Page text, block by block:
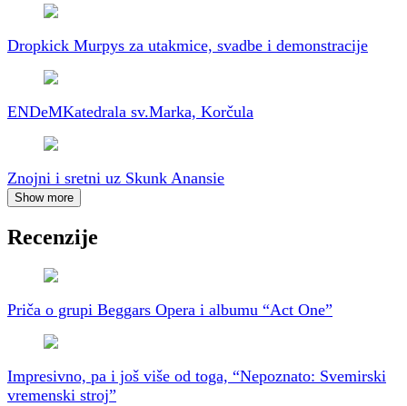
Dropkick Murpys za utakmice, svadbe i demonstracije
ENDeMKatedrala sv.Marka, Korčula
Znojni i sretni uz Skunk Anansie
Show more
Recenzije
Priča o grupi Beggars Opera i albumu “Act One”
Impresivno, pa i još više od toga, “Nepoznato: Svemirski
vremenski stroj”